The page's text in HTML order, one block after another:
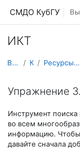
СМДО КубГУ
ИКТ
В начало Курсы Ресурсы подразделений КубГУ
Упражнение
Инструмент поиска
во всем
информацию. Чтобы
давайте сначала